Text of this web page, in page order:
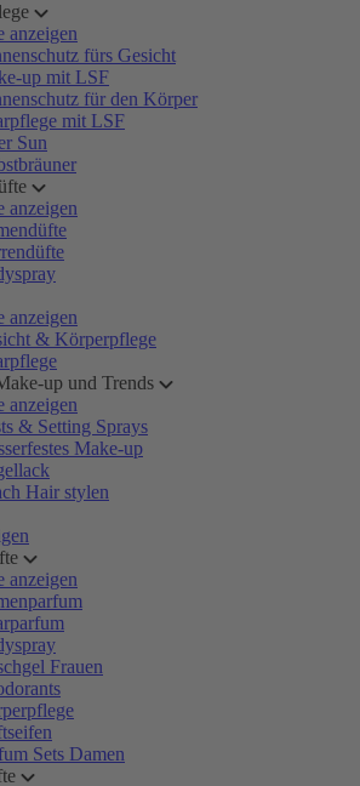
anzeigen
fürs Gesicht
up mit LSF
für den Körper
mit LSF
Sun
anzeigen
anzeigen
& Körperpflege
up und Trends
anzeigen
& Setting Sprays
Make-up
Hair stylen
anzeigen
Frauen
Sets Damen